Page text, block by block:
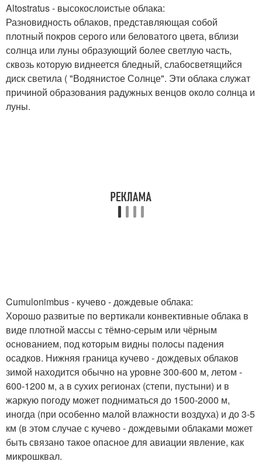
Altostratus - высокослоистые облака:
Разновидность облаков, представляющая собой
плотный покров серого или беловатого цвета, вблизи
солнца или луны образующий более светлую часть,
сквозь которую виднеется бледный, слабосветящийся
диск светила ( "Водянистое Солнце". Эти облака служат
причиной образования радужных венцов около солнца и
луны.
Cumulonimbus - кучево - дождевые облака:
Хорошо развитые по вертикали конвективные облака в
виде плотной массы с тёмно-серым или чёрным
основанием, под которым видны полосы падения
осадков. Нижняя граница кучево - дождевых облаков
зимой находится обычно на уровне 300-600 м, летом -
600-1200 м, а в сухих регионах (степи, пустыни) и в
жаркую погоду может подниматься до 1500-2000 м,
иногда (при особенно малой влажности воздуха) и до 3-5
км (в этом случае с кучево - дождевыми облаками может
быть связано такое опасное для авиации явление, как
микрошквал.